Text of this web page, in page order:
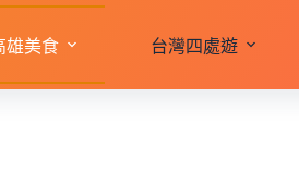
雄美食 台灣四處遊